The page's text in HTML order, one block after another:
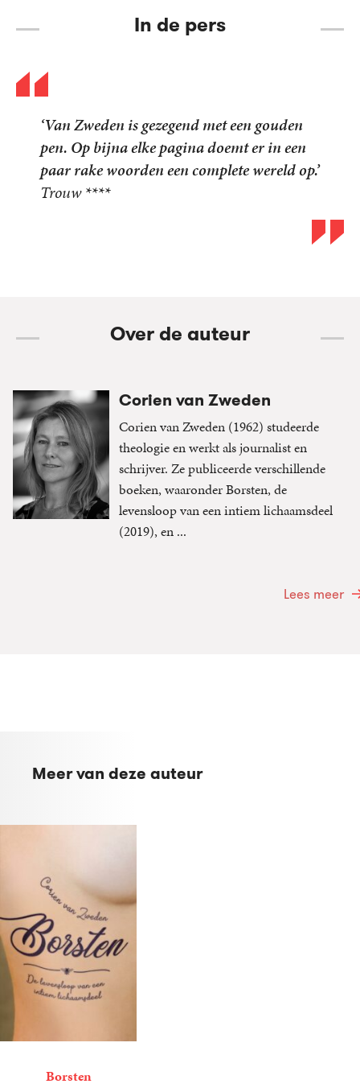
In de pers
‘Van Zweden is gezegend met een gouden
pen. Op bijna elke pagina doemt er in een
paar rake woorden een complete wereld op.’
Trouw****
Over de auteur
Corien van Zweden
Corien van Zweden (1962) studeerde
theologie en werkt als journalist en
schrijver. Ze publiceerde verschillende
boeken, waaronder Borsten, de
levensloop van een intiem lichaamsdeel
(2019), en ...
Lees meer
Meer van deze auteur
Borsten